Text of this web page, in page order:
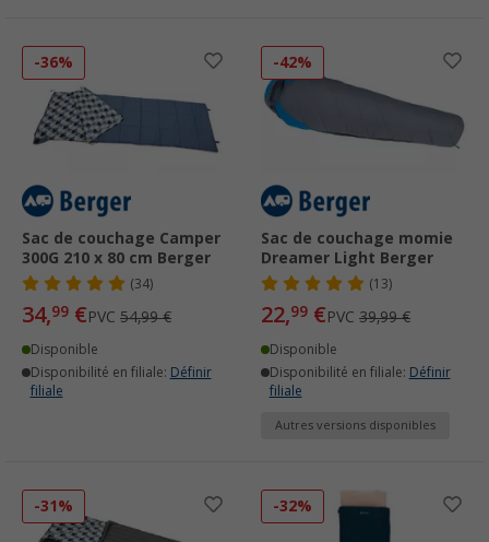
-36%
Sac de couchage Camper
300G 210 x 80 cm Berger
(34)
34,99 €PVC 54,99 €
Disponible
Disponibilité en filiale: Définir
filiale
-42%
Sac de couchage momie
Dreamer Light Berger
(13)
22,99 €PVC 39,99 €
Disponible
Disponibilité en filiale: Définir
filiale
Autres versions disponibles
-31% -32%